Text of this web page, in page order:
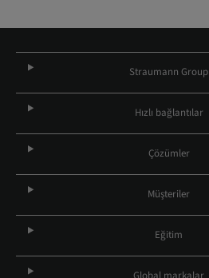
Straumann Group
Hızlı bağlantılar
Çözümler
Müşteriler
Eğitim